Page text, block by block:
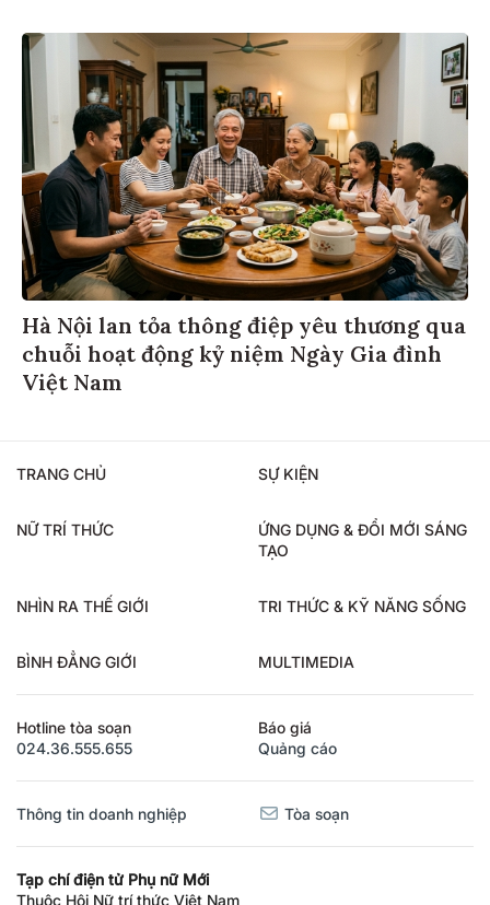
Hà Nội lan tỏa thông điệp yêu thương qua
chuỗi hoạt động kỷ niệm Ngày Gia đình
Việt Nam
TRANG CHỦ SỰ KIỆN
NỮ TRÍ THỨC
ỨNG DỤNG & ĐỔI MỚI SÁNG
TẠO
NHÌN RA THẾ GIỚI TRI THỨC & KỸ NĂNG SỐNG
BÌNH ĐẲNG GIỚI MULTIMEDIA
Hotline tòa soạn
024.36.555.655
Báo giá
Quảng cáo
Thông tin doanh nghiệp Tòa soạn
Tạp chí điện tử Phụ nữ Mới
Thuộc Hội Nữ trí thức Việt Nam